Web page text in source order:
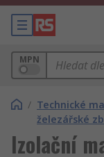
MPN
/ Technické
železářské
Izolační